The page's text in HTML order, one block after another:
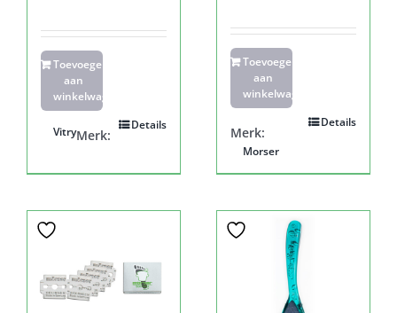
Toevoegen
aan
winkelwagen
Details
Merk:
Vitry
Toevoegen
aan
winkelwagen
Details
Merk:
Morser